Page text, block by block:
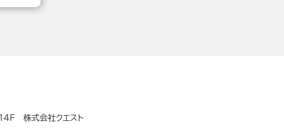
株式会社クエスト